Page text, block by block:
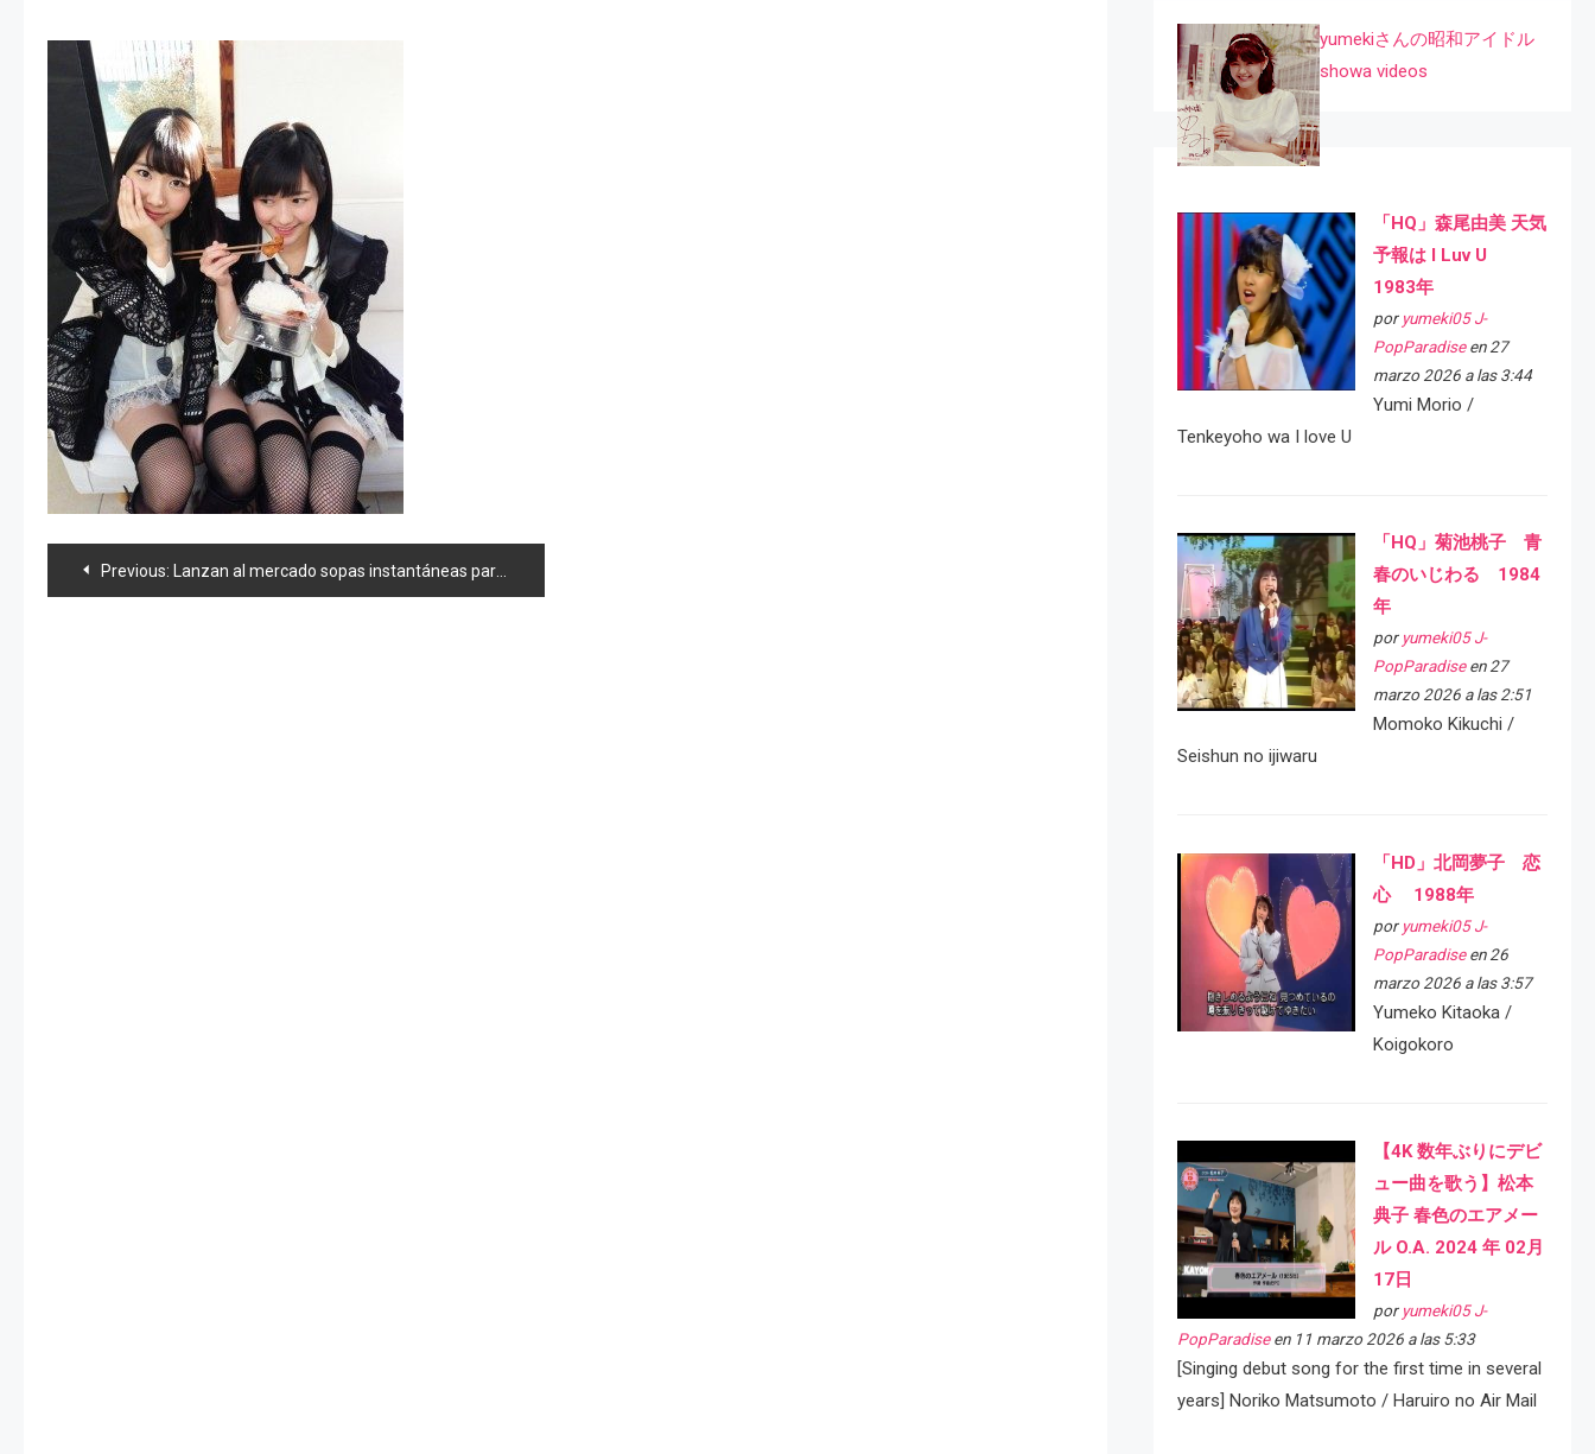
Navegación
Previous: Lanzan al mercado sopas instantáneas para casos de emergencia
yumekiさんの昭和アイドル
showa videos
「HQ」森尾由美 天気
予報は I Luv U
1983年
por yumeki05 J-
PopParadiseen 27
marzo 2026 a las 3:44
Yumi Morio /
Tenkeyoho wa I love U
「HQ」菊池桃子 青
春のいじわる 1984
年
por yumeki05 J-
PopParadiseen 27
marzo 2026 a las 2:51
Momoko Kikuchi /
Seishun no ijiwaru
「HD」北岡夢子 恋
心 1988年
por yumeki05 J-
PopParadiseen 26
marzo 2026 a las 3:57
Yumeko Kitaoka /
Koigokoro
【4K 数年ぶりにデビ
ュー曲を歌う】松本
典子 春色のエアメー
ル O.A. 2024 年 02月
17日
por yumeki05 J-
PopParadiseen 11 marzo 2026 a las 5:33
[Singing debut song for the first time in several
years] Noriko Matsumoto / Haruiro no Air Mail